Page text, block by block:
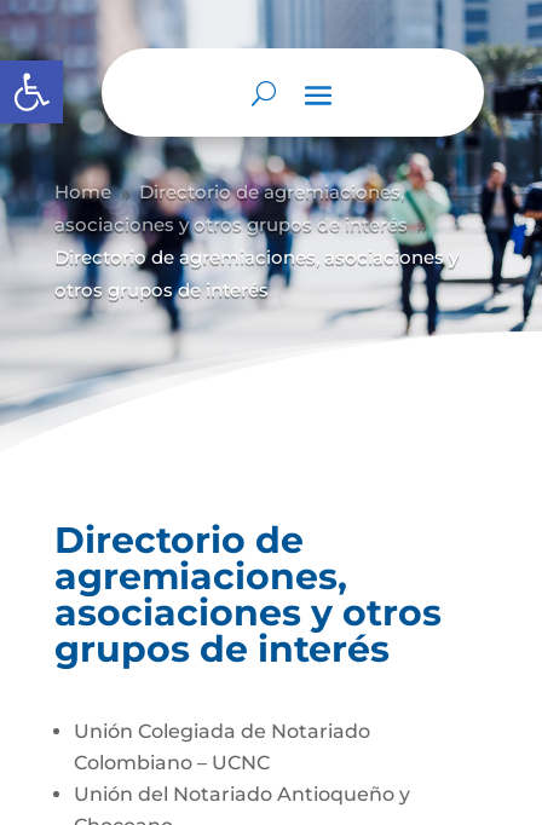
Abrir barra de herramientas
Home 9 Directorio de agremiaciones,
asociaciones y otros grupos de interés 9
Directorio de agremiaciones, asociaciones y
otros grupos de interés
Directorio de
agremiaciones,
asociaciones y otros
grupos de interés
Unión Colegiada de Notariado
Colombiano – UCNC
Unión del Notariado Antioqueño y